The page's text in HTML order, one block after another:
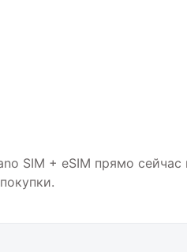
SIM + eSIM прямо